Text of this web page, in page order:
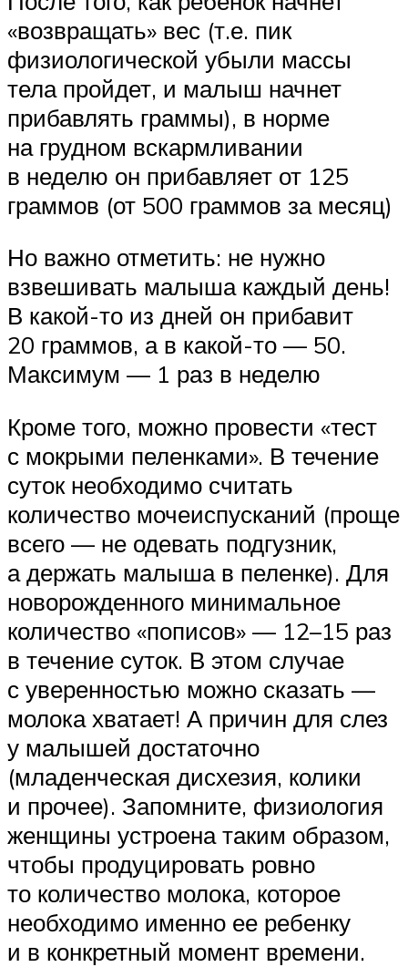
«возвращать» вес (т.е. пик
физиологической убыли массы
тела пройдет, и малыш начнет
прибавлять граммы), в норме
на грудном вскармливании
в неделю он прибавляет от 125
граммов (от 500 граммов за месяц)
Но важно отметить: не нужно
взвешивать малыша каждый день!
В какой-то из дней он прибавит
20 граммов, а в какой-то — 50.
Максимум — 1 раз в неделю
Кроме того, можно провести «тест
с мокрыми пеленками». В течение
суток необходимо считать
количество мочеиспусканий (проще
всего — не одевать подгузник,
а держать малыша в пеленке). Для
новорожденного минимальное
количество «пописов» — 12–15 раз
в течение суток. В этом случае
с уверенностью можно сказать —
молока хватает! А причин для слез
у малышей достаточно
(младенческая дисхезия, колики
и прочее). Запомните, физиология
женщины устроена таким образом,
чтобы продуцировать ровно
то количество молока, которое
необходимо именно ее ребенку
и в конкретный момент времени.